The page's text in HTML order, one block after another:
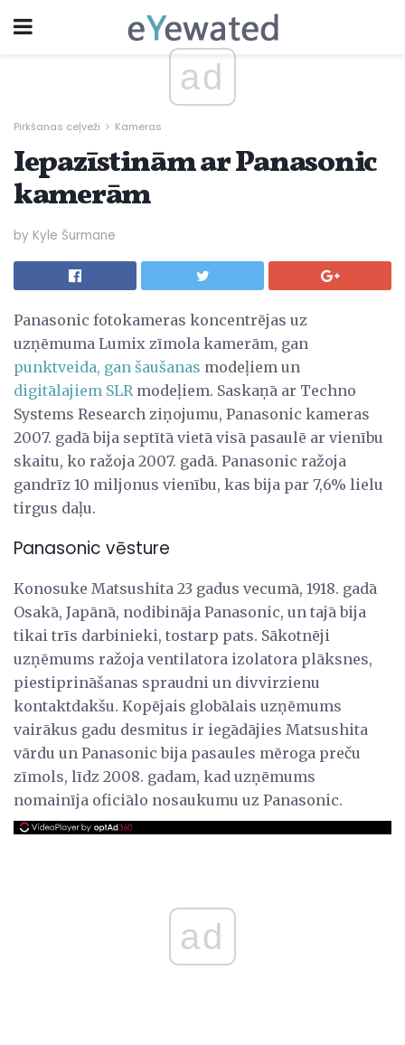
ad
Pirkšanas ceļveži Kameras
Iepazīstinām ar Panasonic
kamerām
by Kyle Šurmane
Panasonic fotokameras koncentrējas uz
uzņēmuma Lumix zīmola kamerām, gan
punktveida, gan šaušanas modeļiem un
digitālajiem SLR modeļiem. Saskaņā ar Techno
Systems Research ziņojumu, Panasonic kameras
2007. gadā bija septītā vietā visā pasaulē ar vienību
skaitu, ko ražoja 2007. gadā. Panasonic ražoja
gandrīz 10 miljonus vienību, kas bija par 7,6% lielu
tirgus daļu.
Panasonic vēsture
Konosuke Matsushita 23 gadus vecumā, 1918. gadā
Osakā, Japānā, nodibināja Panasonic, un tajā bija
tikai trīs darbinieki, tostarp pats. Sākotnēji
uzņēmums ražoja ventilatora izolatora plāksnes,
piestiprināšanas spraudni un divvirzienu
kontaktdakšu. Kopējais globālais uzņēmums
vairākus gadu desmitus ir iegādājies Matsushita
vārdu un Panasonic bija pasaules mēroga preču
zīmols, līdz 2008. gadam, kad uzņēmums
nomainīja oficiālo nosaukumu uz Panasonic.
ad